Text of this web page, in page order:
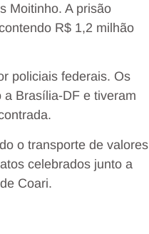
Moitinho. A prisão
R$ 1,2 milhão
policiais federais. Os
Brasília-DF e tiveram
o transporte de valores
celebrados junto a
Coari.